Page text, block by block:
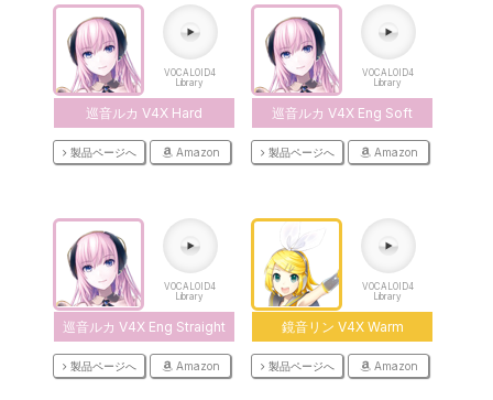
VOCALOID4
Library
巡音ルカ V4X Hard
製品ページへ Amazon
VOCALOID4
Library
巡音ルカ V4X Eng Soft
製品ページへ Amazon
VOCALOID4
Library
巡音ルカ V4X Eng Straight
製品ページへ Amazon
VOCALOID4
Library
鏡音リン V4X Warm
製品ページへ Amazon